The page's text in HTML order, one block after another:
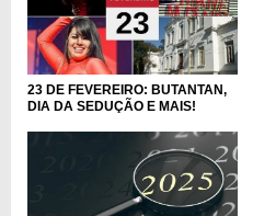
23 DE FEVEREIRO: BUTANTAN,
DIA DA SEDUÇÃO E MAIS!